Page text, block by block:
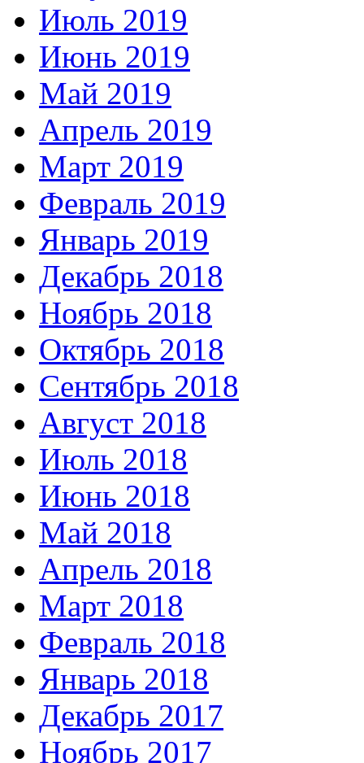
Июль 2019
Июнь 2019
Май 2019
Апрель 2019
Март 2019
Февраль 2019
Январь 2019
Декабрь 2018
Ноябрь 2018
Октябрь 2018
Сентябрь 2018
Август 2018
Июль 2018
Июнь 2018
Май 2018
Апрель 2018
Март 2018
Февраль 2018
Январь 2018
Декабрь 2017
Ноябрь 2017